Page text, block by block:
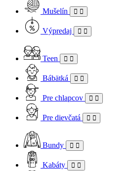
Mušelín
Výpredaj
Teen
Bábätká
Pre chlapcov
Pre dievčatá
Bundy
Kabáty